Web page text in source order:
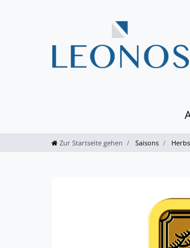
Zur Startseite gehen Saisons